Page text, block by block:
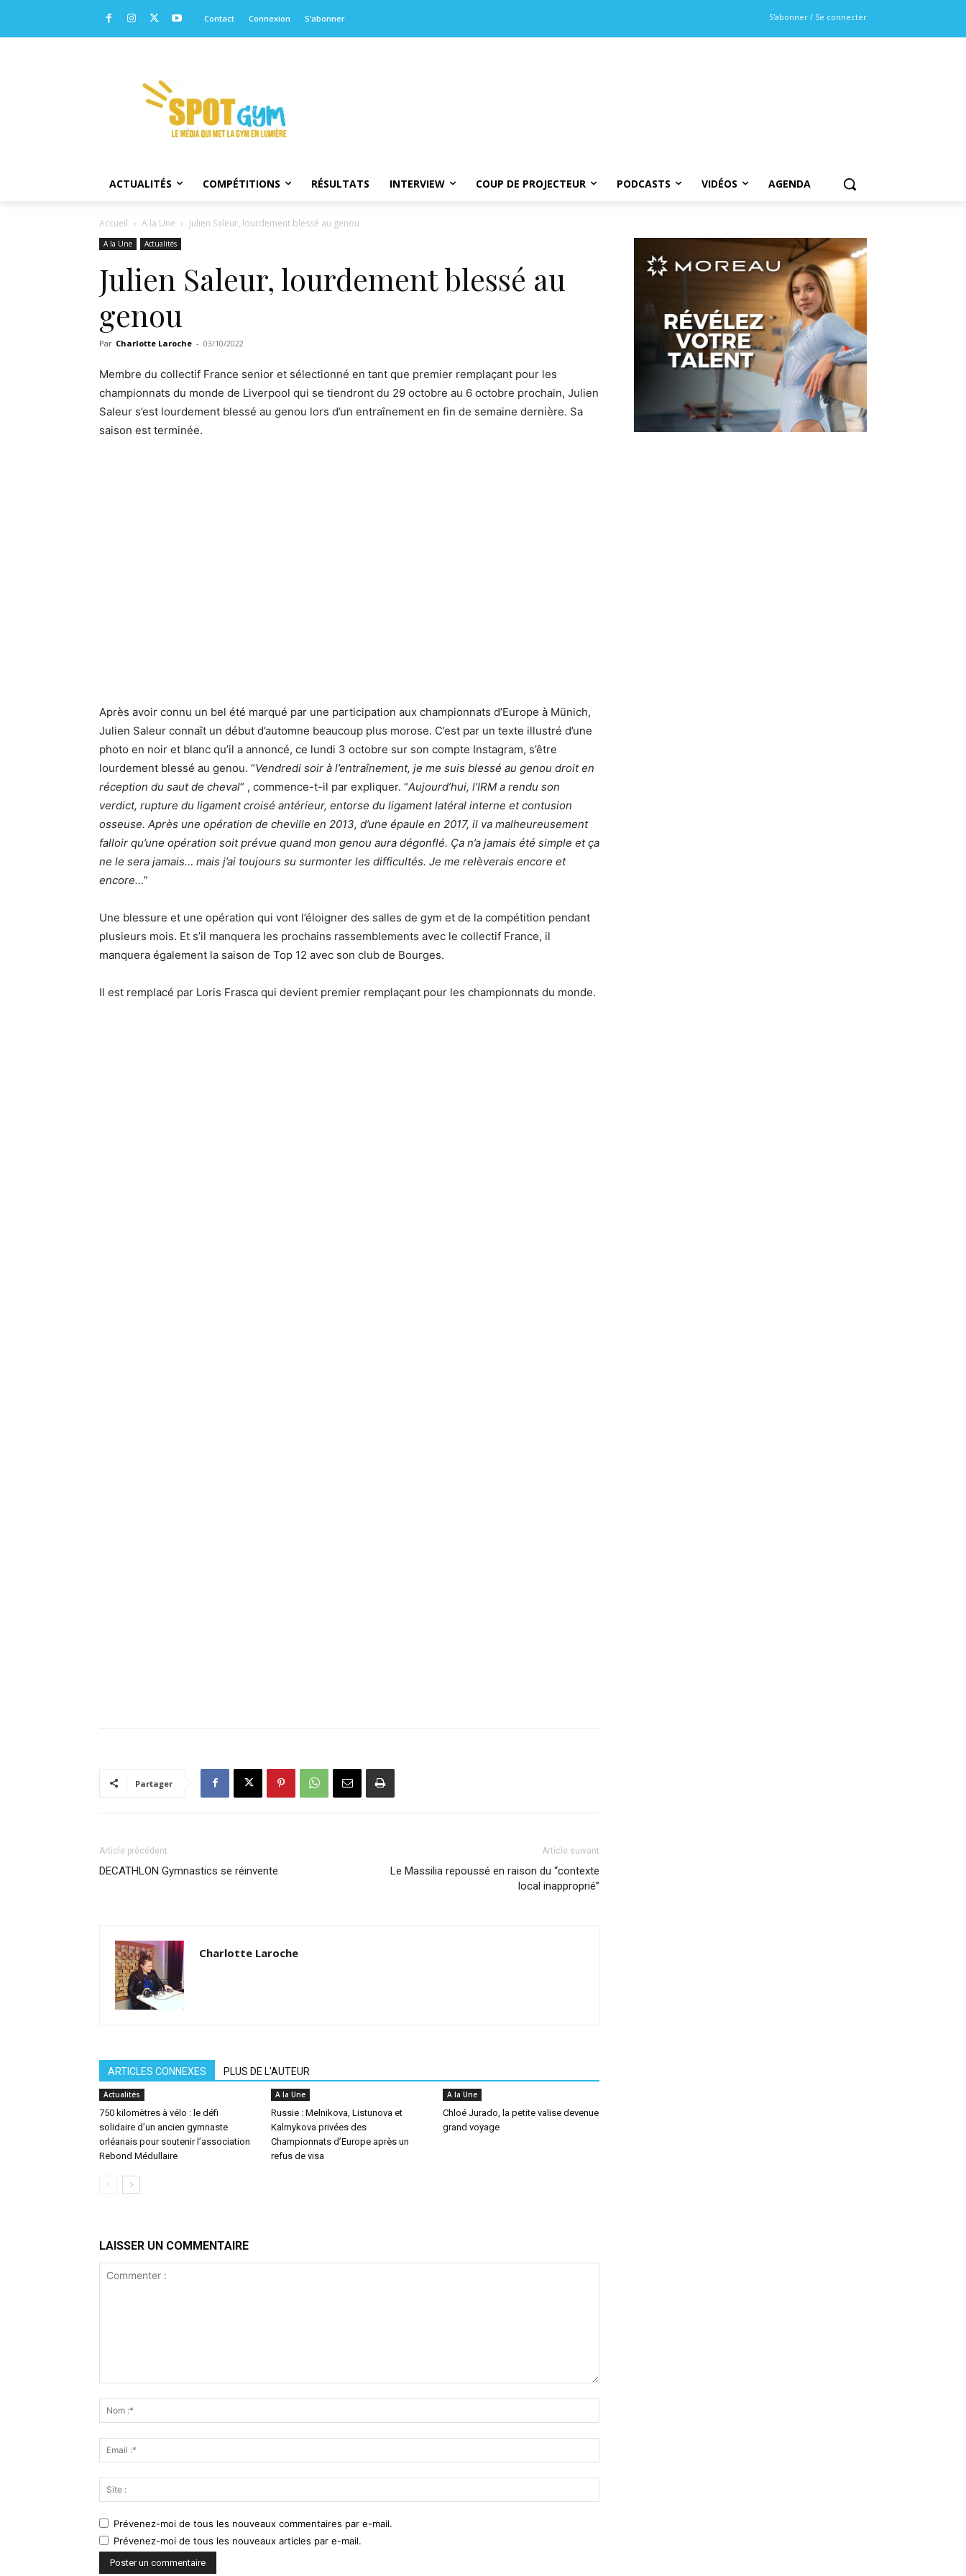
S'abonner / Se connecter
Contact Connexion S’abonner
ACTUALITÉS COMPÉTITIONS RÉSULTATS INTERVIEW COUP DE PROJECTEUR PODCASTS VIDÉOS AGENDA
Accueil A la Une Julien Saleur, lourdement blessé au genou
A la Une Actualités
Julien Saleur, lourdement blessé au
genou
Par Charlotte Laroche - 03/10/2022
Membre du collectif France senior et sélectionné en tant que premier remplaçant pour les
championnats du monde de Liverpool qui se tiendront du 29 octobre au 6 octobre prochain, Julien
Saleur s’est lourdement blessé au genou lors d’un entraînement en fin de semaine dernière. Sa
saison est terminée.
Après avoir connu un bel été marqué par une participation aux championnats d’Europe à Münich,
Julien Saleur connaît un début d’automne beaucoup plus morose. C’est par un texte illustré d’une
photo en noir et blanc qu’il a annoncé, ce lundi 3 octobre sur son compte Instagram, s’être
lourdement blessé au genou. “Vendredi soir à l’entraînement, je me suis blessé au genou droit en
réception du saut de cheval” , commence-t-il par expliquer. “Aujourd’hui, l’IRM a rendu son
verdict, rupture du ligament croisé antérieur, entorse du ligament latéral interne et contusion
osseuse. Après une opération de cheville en 2013, d’une épaule en 2017, il va malheureusement
falloir qu’une opération soit prévue quand mon genou aura dégonflé. Ça n’a jamais été simple et ça
ne le sera jamais… mais j’ai toujours su surmonter les difficultés. Je me relèverais encore et
encore…”
Une blessure et une opération qui vont l’éloigner des salles de gym et de la compétition pendant
plusieurs mois. Et s’il manquera les prochains rassemblements avec le collectif France, il
manquera également la saison de Top 12 avec son club de Bourges.
Il est remplacé par Loris Frasca qui devient premier remplaçant pour les championnats du monde.
Partager
Article précédent
DECATHLON Gymnastics se réinvente
Article suivant
Le Massilia repoussé en raison du “contexte
local inapproprié”
Charlotte Laroche
ARTICLES CONNEXES PLUS DE L'AUTEUR
Actualités
750 kilomètres à vélo : le défi
solidaire d’un ancien gymnaste
orléanais pour soutenir l’association
Rebond Médullaire
A la Une
Russie : Melnikova, Listunova et
Kalmykova privées des
Championnats d’Europe après un
refus de visa
A la Une
Chloé Jurado, la petite valise devenue
grand voyage
LAISSER UN COMMENTAIRE
Prévenez-moi de tous les nouveaux commentaires par e-mail.
Prévenez-moi de tous les nouveaux articles par e-mail.